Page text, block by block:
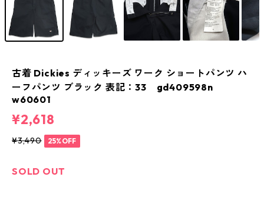
古着 Dickies ディッキーズ ワーク ショートパンツ ハ
ーフパンツ ブラック 表記：33 gd409598n
w60601
¥2,618
¥3,490 25%OFF
SOLD OUT